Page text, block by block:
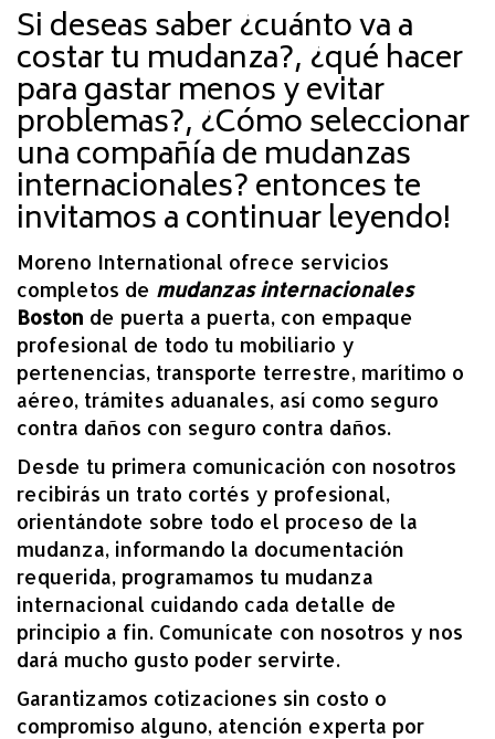
Si deseas saber ¿cuánto va a
costar tu mudanza?, ¿qué hacer
para gastar menos y evitar
problemas?, ¿Cómo seleccionar
una compañía de mudanzas
internacionales? entonces te
invitamos a continuar leyendo!
Moreno International ofrece servicios
completos de mudanzas internacionales
Boston de puerta a puerta, con empaque
profesional de todo tu mobiliario y
pertenencias, transporte terrestre, marítimo o
aéreo, trámites aduanales, así como seguro
contra daños con seguro contra daños.
Desde tu primera comunicación con nosotros
recibirás un trato cortés y profesional,
orientándote sobre todo el proceso de la
mudanza, informando la documentación
requerida, programamos tu mudanza
internacional cuidando cada detalle de
principio a fin. Comunícate con nosotros y nos
dará mucho gusto poder servirte.
Garantizamos cotizaciones sin costo o
compromiso alguno, atención experta por